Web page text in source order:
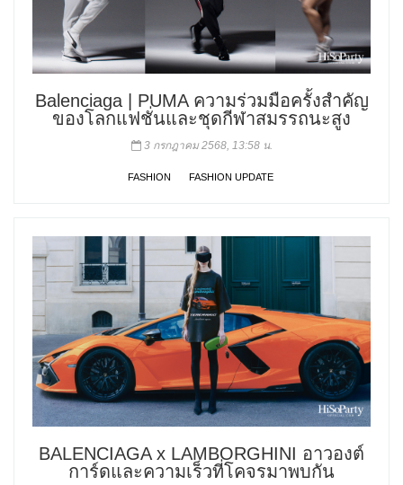
Balenciaga | PUMA ความร่วมมือครั้งสำคัญ
ของโลกแฟชั่นและชุดกีฬาสมรรถนะสูง
3 กรกฎาคม 2568, 13:58 น.
FASHION FASHION UPDATE
BALENCIAGA x LAMBORGHINI อาวองต์
การ์ดและความเร็วที่โคจรมาพบกัน